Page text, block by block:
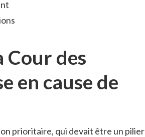
Cour des
en cause de
prioritaire, qui devait être un pilier